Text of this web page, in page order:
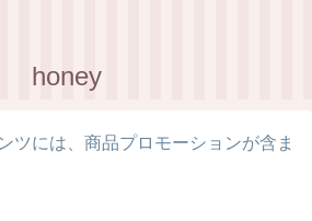
honey
ツには、商品プロモーションが含ま